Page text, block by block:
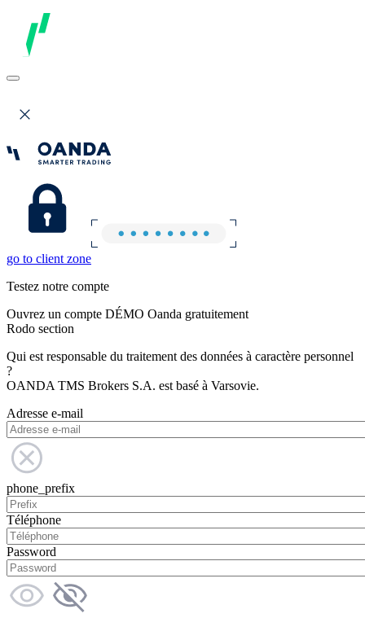
go to client zone
Testez notre compte
Ouvrez un compte DÉMO Oanda gratuitement
Rodo section
Qui est responsable du traitement des données à caractère personnel
?
OANDA TMS Brokers S.A. est basé à Varsovie.
Adresse e-mail
phone_prefix
Téléphone
Password